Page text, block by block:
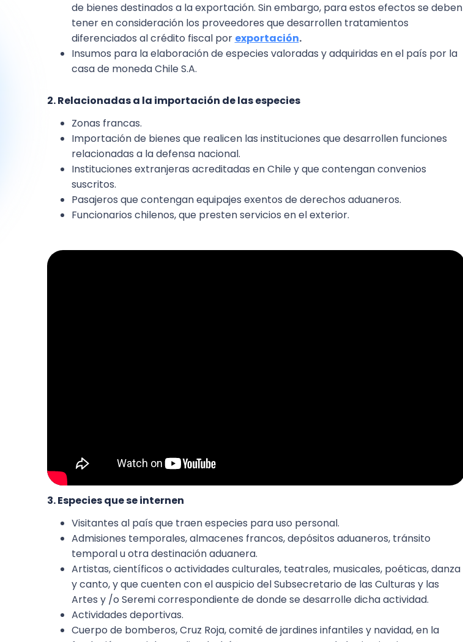
de bienes destinados a la exportación. Sin embargo, para estos efectos se deben
tener en consideración los proveedores que desarrollen tratamientos
diferenciados al crédito fiscal por exportación.
Insumos para la elaboración de especies valoradas y adquiridas en el país por la
casa de moneda Chile S.A.
2. Relacionadas a la importación de las especies
Zonas francas.
Importación de bienes que realicen las instituciones que desarrollen funciones
relacionadas a la defensa nacional.
Instituciones extranjeras acreditadas en Chile y que contengan convenios
suscritos.
Pasajeros que contengan equipajes exentos de derechos aduaneros.
Funcionarios chilenos, que presten servicios en el exterior.
3. Especies que se internen
Visitantes al país que traen especies para uso personal.
Admisiones temporales, almacenes francos, depósitos aduaneros, tránsito
temporal u otra destinación aduanera.
Artistas, científicos o actividades culturales, teatrales, musicales, poéticas, danza
y canto, y que cuenten con el auspicio del Subsecretario de las Culturas y las
Artes y /o Seremi correspondiente de donde se desarrolle dicha actividad.
Actividades deportivas.
Cuerpo de bomberos, Cruz Roja, comité de jardines infantiles y navidad, en la